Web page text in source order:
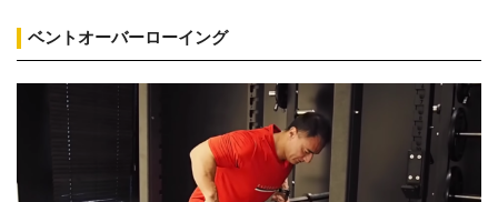
ベントオーバーローイング